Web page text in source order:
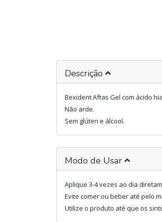
Descrição
Bexident Aftas Gel com ácido
Não arde.
Sem glúten e álcool.
Modo de Usar
Aplique 3-4 vezes ao dia
Evite comer ou beber até pelo
Utilize o produto até que os